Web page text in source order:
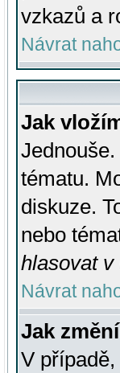
vzkazů a
Návrat
Jak
tématu.
diskuze.
nebo
hlasovat v
Návrat
Jak
V